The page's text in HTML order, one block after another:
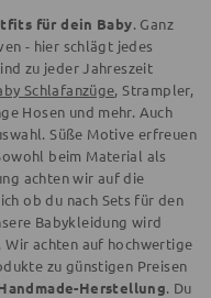
für dein Baby. Ganz
- hier schlägt jedes
zu jeder Jahreszeit
Schlafanzüge, Strampler,
Hosen und mehr. Auch
Süße Motive erfreuen
beim Material als
achten wir auf die
ob du nach Sets für den
Babykleidung wird
Wir achten auf hochwertige
zu günstigen Preisen
Herstellung. Du